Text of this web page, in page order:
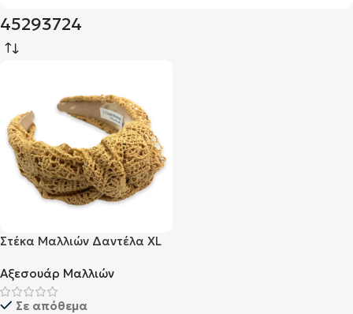
45293724
Στέκα Μαλλιών Δαντέλα XL
Αξεσουάρ Μαλλιών
Σε απόθεμα